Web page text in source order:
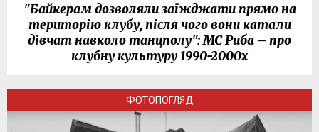
"Байкерам дозволяли заїжджати прямо на
територію клубу, після чого вони катали
дівчат навколо танцполу": МС Риба – про
клубну культуру 1990-2000х
ФОТОПОГЛЯД